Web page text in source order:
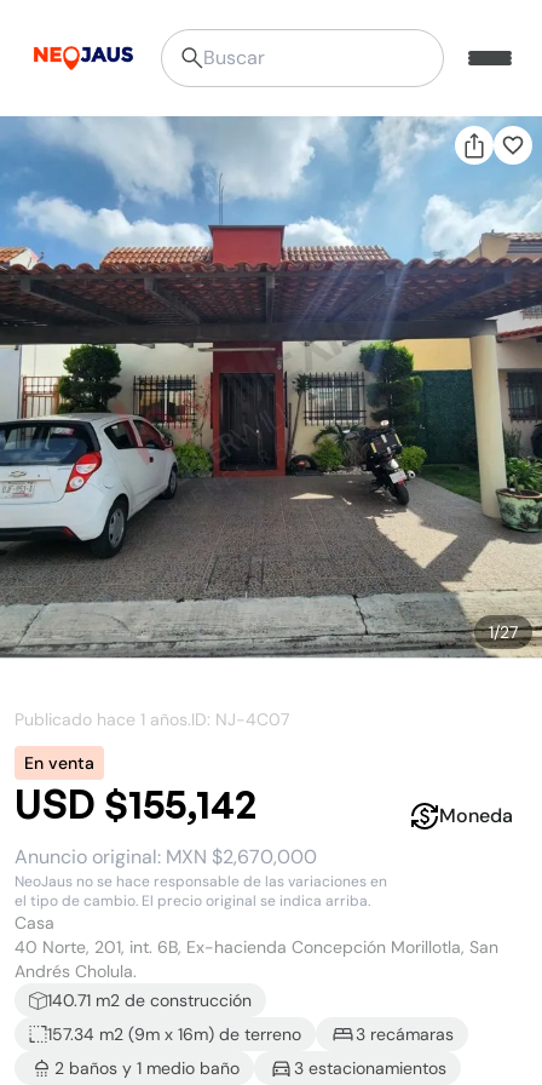
1/27
Publicado hace 1 años.ID: NJ-4C07
En venta
USD $155,142
Anuncio original: MXN $2,670,000
NeoJaus no se hace responsable de las variaciones en
el tipo de cambio. El precio original se indica arriba.
Moneda
Casa
40 Norte, 201, int. 6B, Ex-hacienda Concepción Morillotla, San
Andrés Cholula.
140.71 m2 de construcción
157.34 m2 (9m x 16m) de terreno 3 recámaras
2 baños y 1 medio baño 3 estacionamientos